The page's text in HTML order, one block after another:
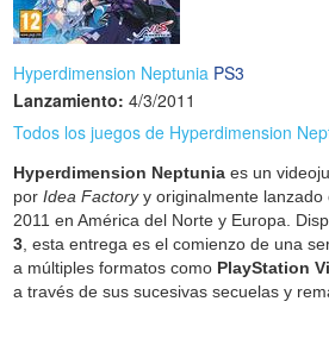
Hyperdimension Neptunia PS3
Lanzamiento: 4/3/2011
Todos los juegos de Hyperdimension
Hyperdimension Neptunia es un
porIdea Factoryy originalmente lanzado
2011 en América del Norte y Europa.
3 , esta entrega es el comienzo de una
a múltiples formatos como PlayStation
a través de sus sucesivas secuelas y